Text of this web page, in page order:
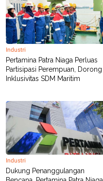
Industri
Pertamina Patra Niaga Perluas
Partisipasi Perempuan, Dorong
Inklusivitas SDM Maritim
Industri
Dukung Penanggulangan